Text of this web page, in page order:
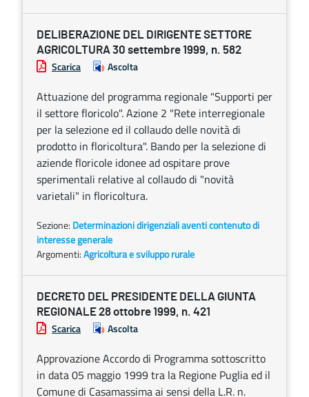
DELIBERAZIONE DEL DIRIGENTE SETTORE
AGRICOLTURA 30 settembre 1999, n. 582
Scarica Ascolta
Attuazione del programma regionale "Supporti per
il settore floricolo". Azione 2 "Rete interregionale
per la selezione ed il collaudo delle novità di
prodotto in floricoltura". Bando per la selezione di
aziende floricole idonee ad ospitare prove
sperimentali relative al collaudo di "novità
varietali" in floricoltura.
Sezione: Determinazioni dirigenziali aventi contenuto di
interesse generale
Argomenti:Agricoltura e sviluppo rurale
DECRETO DEL PRESIDENTE DELLA GIUNTA
REGIONALE 28 ottobre 1999, n. 421
Scarica Ascolta
Approvazione Accordo di Programma sottoscritto
in data 05 maggio 1999 tra la Regione Puglia ed il
Comune di Casamassima ai sensi della L.R. n.